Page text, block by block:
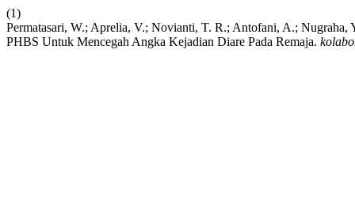
(1)
Permatasari, W.; Aprelia, V.; Novianti, T. R.; Antofani, A.; Nugraha,
PHBS Untuk Mencegah Angka Kejadian Diare Pada Remaja.